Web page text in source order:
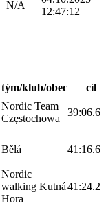
N/A
12:47:12
tým/klub/obec cíl
Nordic Team
Częstochowa
39:06.6
Bělá 41:16.6
Nordic
walking Kutná
Hora
41:24.2